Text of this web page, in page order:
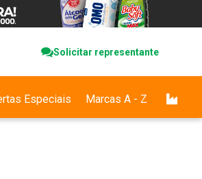
Solicitar representante
Especiais Marcas A - Z